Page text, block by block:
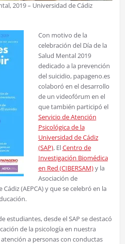
2019 – Universidad de Cádiz
Con motivo de la
celebración del Día de la
Salud Mental 2019
dedicado a la prevención
del suicidio, papageno.es
colaboró en el desarrollo
de un videofórum en el
que también participó el
Servicio de Atención
Psicológica de la
Universidad de Cádiz
(SAP), ElCentro de
Investigación Biomédica
en Red (CIBERSAM)y la
Asociación de
(AEPCA) y que se celebró en la
estudiantes, desde el SAP se destacó
de la psicología en nuestra
a personas con conductas